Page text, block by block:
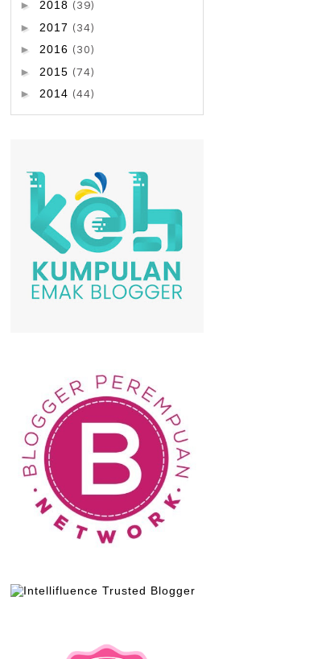
► 2018 (39)
► 2017 (34)
► 2016 (30)
► 2015 (74)
► 2014 (44)